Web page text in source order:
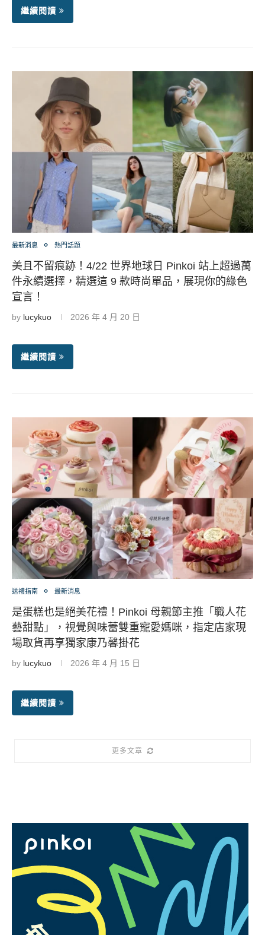
繼續閱讀
最新消息 熱門話題
美且不留痕跡！4/22 世界地球日 Pinkoi 站上超過萬
件永續選擇，精選這 9 款時尚單品，展現你的綠色
宣言！
by lucykuo 2026 年 4 月 20 日
繼續閱讀
送禮指南 最新消息
是蛋糕也是絕美花禮！Pinkoi 母親節主推「職人花
藝甜點」，視覺與味蕾雙重寵愛媽咪，指定店家現
場取貨再享獨家康乃馨掛花
by lucykuo 2026 年 4 月 15 日
繼續閱讀
更多文章